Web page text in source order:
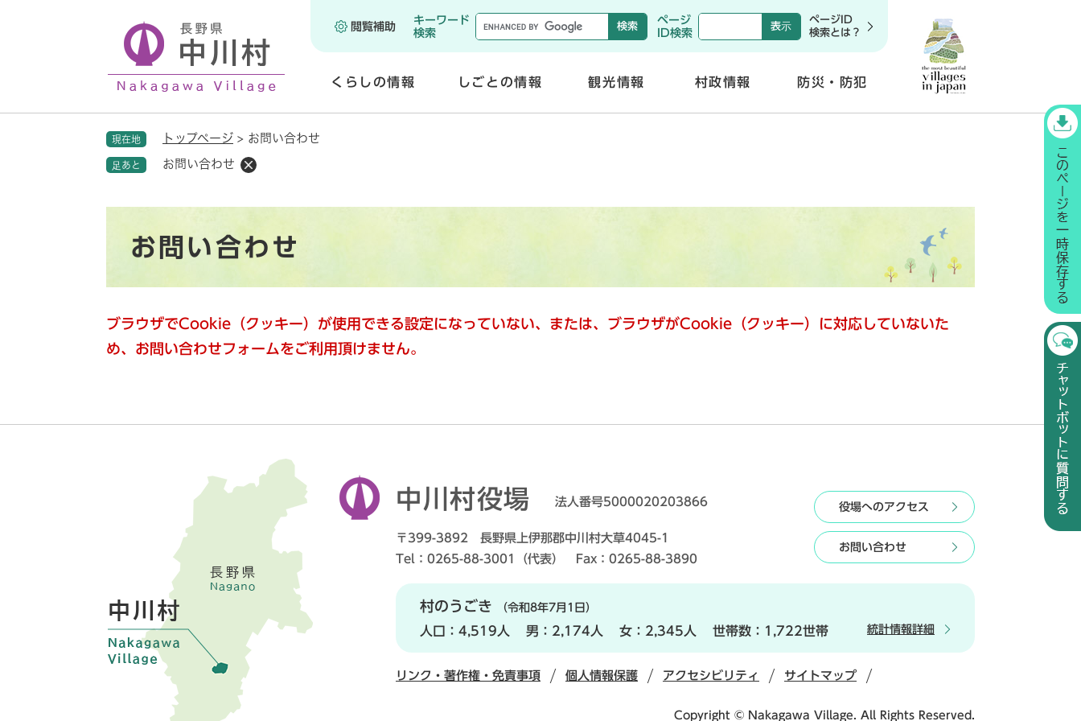
メニューを飛ばして本文へ
閲覧補助
キーワード
検索
ページ
ID検索
ページID
検索とは？
くらしの情報
く
しごとの情報 観光情報 村政情報 防災・防犯
現在地 トップページ > お問い合わせ
足あと お問い合わせ
お問い合わせ
ブラウザでCookie（クッキー）が使用できる設定になっていない、または、ブラウザがCookie（クッキー）に対応していないた
め、お問い合わせフォームをご利用頂けません。
中川村役場 法人番号5000020203866
〒399-3892 長野県上伊那郡中川村大草4045-1
Tel：0265-88-3001（代表） Fax：0265-88-3890
役場へのアクセス
お問い合わせ
村のうごき （令和8年7月1日）
人口： 4,519人 男： 2,174人 女： 2,345人 世帯数： 1,722世帯 統計情報詳細
リンク・著作権・免責事項 個人情報保護 アクセシビリティ サイトマップ
Copyright © Nakagawa Village. All Rights Reserved.